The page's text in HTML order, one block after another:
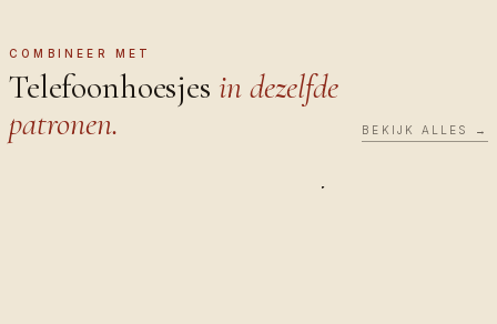
COMBINEER MET
Telefoonhoesjes in dezelfde
patronen.
BEKIJK ALLES →